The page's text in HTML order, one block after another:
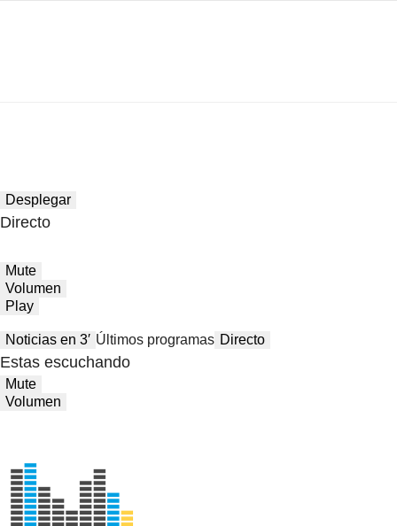
Desplegar
Directo
Mute
Volumen
Play
Noticias en 3′ Últimos programas Directo
Estas escuchando
Mute
Volumen